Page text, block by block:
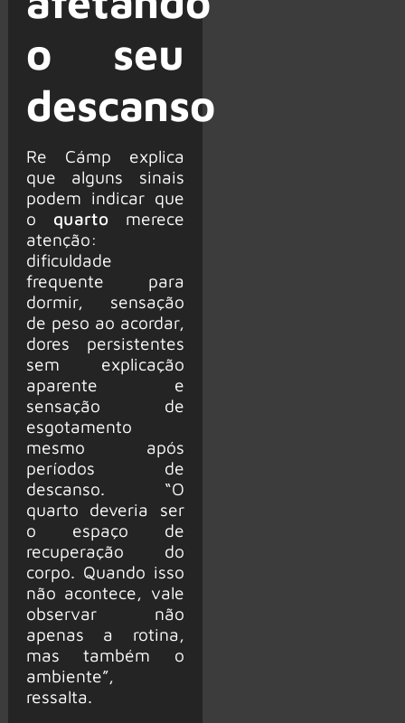
o seu
descanso
Re Cámp explica
que alguns sinais
podem indicar que
o quartomerece
atenção:
dificuldade
frequente para
dormir, sensação
de peso ao acordar,
dores persistentes
sem explicação
aparente e
sensação de
esgotamento
mesmo após
períodos de
descanso. “O
quarto deveria ser
o espaço de
recuperação do
corpo. Quando isso
não acontece, vale
observar não
apenas a rotina,
mas também o
ambiente”,
ressalta.